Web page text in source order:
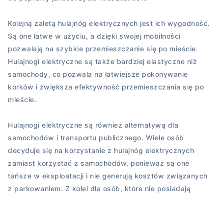
Kolejną zaletą hulajnóg elektrycznych jest ich wygodność.
Są one łatwe w użyciu, a dzięki swojej mobilności
pozwalają na szybkie przemieszczanie się po mieście.
Hulajnogi elektryczne są także bardziej elastyczne niż
samochody, co pozwala na łatwiejsze pokonywanie
korków i zwiększa efektywność przemieszczania się po
mieście.
Hulajnogi elektryczne są również alternatywą dla
samochodów i transportu publicznego. Wiele osób
decyduje się na korzystanie z hulajnóg elektrycznych
zamiast korzystać z samochodów, ponieważ są one
tańsze w eksploatacji i nie generują kosztów związanych
z parkowaniem. Z kolei dla osób, które nie posiadają